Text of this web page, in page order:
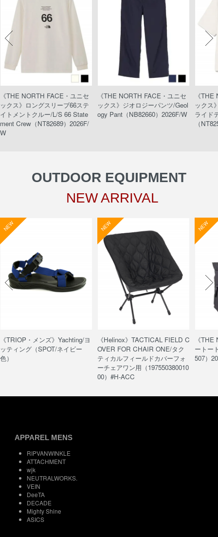
《THE NORTH FACE・ユニセ
ックス》ロングスリーブ66ステ
イトメントクルー/L/S 66 State
ment Crew（NT82689）2026F/
W
《THE NORTH FACE・ユニセ
ックス》ジオロジーパンツ/Geol
ogy Pant（NB82660）2026F/W
《
ックス
ライド
（
OUTDOOR EQUIPMENT
NEW ARRIVAL
NEW
《TRIOP・メンズ》Yachting/ヨ
ッティング（SPOT/ネイビー
色）
NEW
《Helinox》TACTICAL FIELD C
OVER FOR CHAIR ONE/タク
ティカルフィールドカバーフォ
ーチェアワン用（197550380010
00）#H-ACC
NEW
《
ートー
507）
APPAREL MENS
RIPVANWINKLE
ATTACHMENT
wjk
NEUTRALWORKS.
VEIN
DeeTA
DECADE
Mighty Shine
ASICS